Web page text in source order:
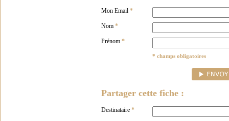
Mon Email *
Nom *
Prénom *
* champs obligatoires
Partager cette fiche :
Destinataire *